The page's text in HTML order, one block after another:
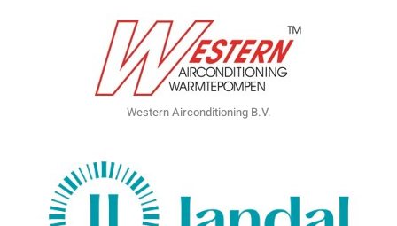
Western Airconditioning B.V.